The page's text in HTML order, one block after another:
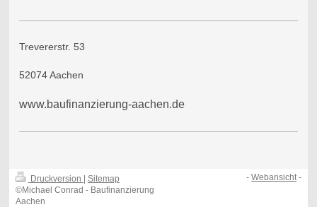
Trevererstr. 53
52074 Aachen
www.baufinanzierung-aachen.de
Druckversion | Sitemap
©Michael Conrad - Baufinanzierung
Aachen
-Webansicht -